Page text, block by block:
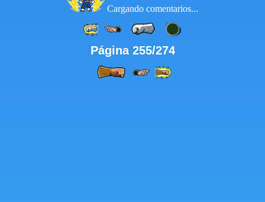
Cargando comentarios...
Página 255/274